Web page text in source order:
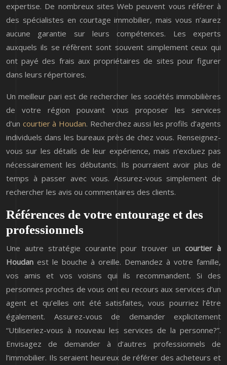
expertise. De nombreux sites Web peuvent vous référer à
des spécialistes en courtage immobilier, mais vous n’aurez
aucune garantie sur leurs compétences. Les experts
auxquels ils se réfèrent sont souvent simplement ceux qui
ont payé des frais aux propriétaires de sites pour figurer
dans leurs répertoires.
Un meilleur pari est de rechercher les sociétés immobilières
de votre région pouvant vous proposer les services
d’un courtier à Houdan. Recherchez aussi les profils d’agents
individuels dans les bureaux près de chez vous. Renseignez-
vous sur les détails de leur expérience, mais n’excluez pas
nécessairement les débutants. Ils pourraient avoir plus de
temps à passer avec vous. Assurez-vous simplement de
rechercher les avis ou commentaires des clients.
Références de votre entourage et des
professionnels
Une autre stratégie courante pour trouver un courtier à
Houdan est le bouche à oreille. Demandez à votre famille,
vos amis et vos voisins qui ils recommandent. Si des
personnes proches de vous ont eu recours aux services d’un
agent et qu’elles ont été satisfaites, vous pourriez l’être
également. Assurez-vous de demander explicitement
“Utiliseriez-vous à nouveau les services de la personne?”.
Envisagez de demander à d’autres professionnels de
l’immobilier. Ils seraient heureux de référer des acheteurs et